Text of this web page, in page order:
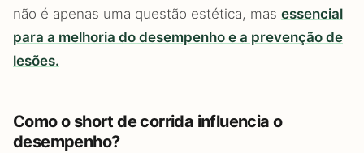
não é apenas uma questão estética, mas essencial
para a melhoria do desempenho e a prevenção de
lesões.
Como o short de corrida influencia o
desempenho?